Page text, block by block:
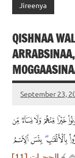
Jireenya
QISHNAA
September 23,